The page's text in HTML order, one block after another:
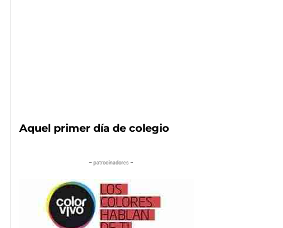
Aquel primer día de colegio
– patrocinadores –